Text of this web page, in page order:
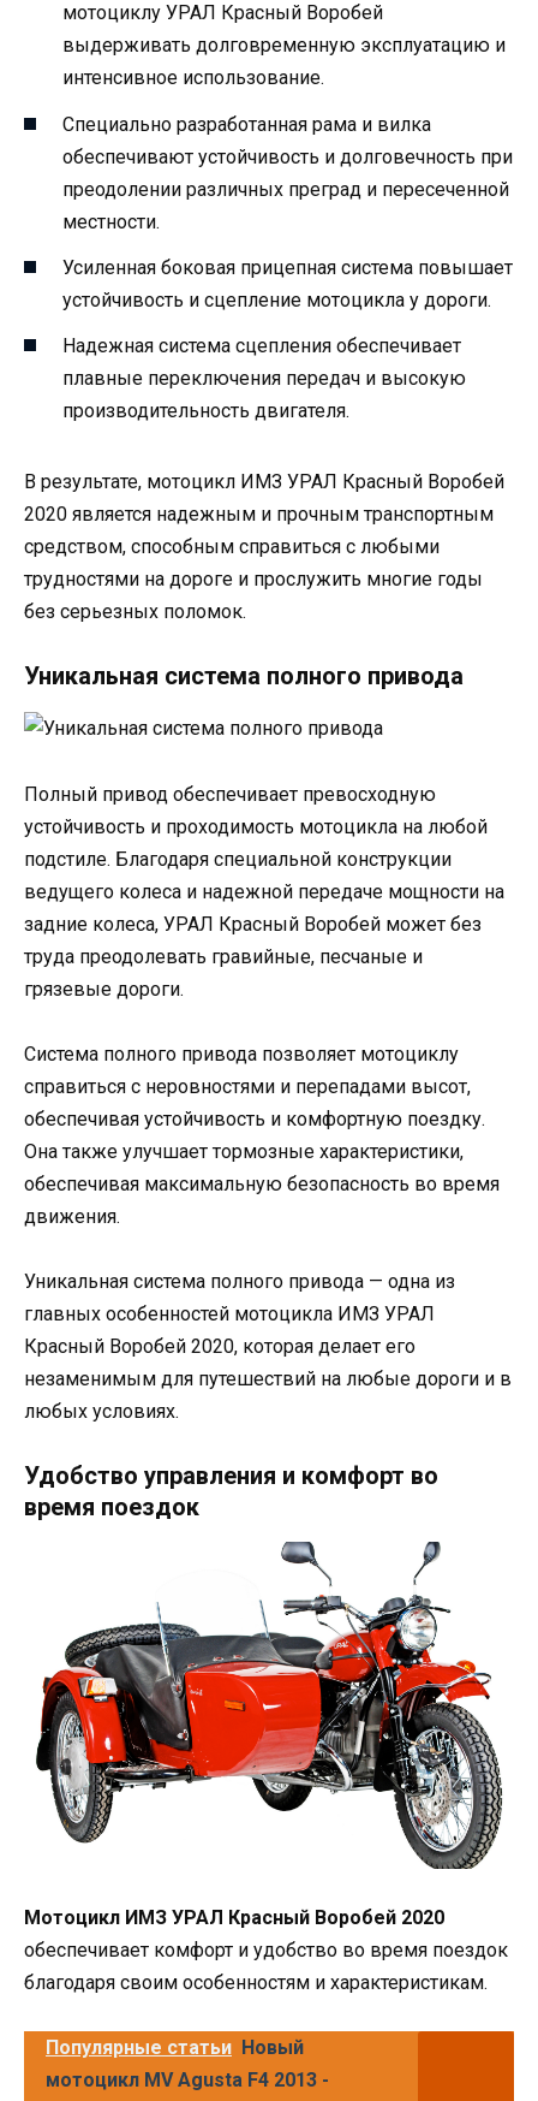
мотоциклу УРАЛ Красный Воробей
выдерживать долговременную эксплуатацию и
интенсивное использование.
Специально разработанная рама и вилка
обеспечивают устойчивость и долговечность при
преодолении различных преград и пересеченной
местности.
Усиленная боковая прицепная система повышает
устойчивость и сцепление мотоцикла у дороги.
Надежная система сцепления обеспечивает
плавные переключения передач и высокую
производительность двигателя.
В результате, мотоцикл ИМЗ УРАЛ Красный Воробей
2020 является надежным и прочным транспортным
средством, способным справиться с любыми
трудностями на дороге и прослужить многие годы
без серьезных поломок.
Уникальная система полного привода
Полный привод обеспечивает превосходную
устойчивость и проходимость мотоцикла на любой
подстиле. Благодаря специальной конструкции
ведущего колеса и надежной передаче мощности на
задние колеса, УРАЛ Красный Воробей может без
труда преодолевать гравийные, песчаные и
грязевые дороги.
Система полного привода позволяет мотоциклу
справиться с неровностями и перепадами высот,
обеспечивая устойчивость и комфортную поездку.
Она также улучшает тормозные характеристики,
обеспечивая максимальную безопасность во время
движения.
Уникальная система полного привода — одна из
главных особенностей мотоцикла ИМЗ УРАЛ
Красный Воробей 2020, которая делает его
незаменимым для путешествий на любые дороги и в
любых условиях.
Удобство управления и комфорт во
время поездок
Мотоцикл ИМЗ УРАЛ Красный Воробей 2020
обеспечивает комфорт и удобство во время поездок
благодаря своим особенностям и характеристикам.
Популярные статьи Новый
мотоцикл MV Agusta F4 2013 -